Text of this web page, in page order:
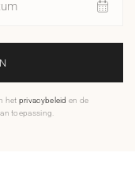
het privacybeleid en de
toepassing.